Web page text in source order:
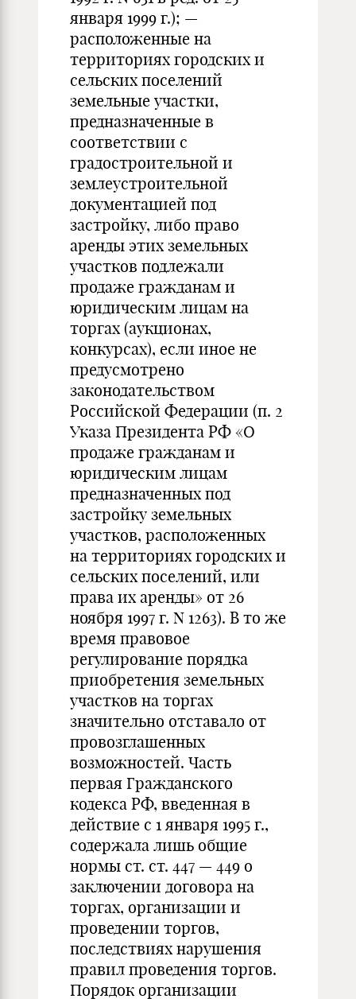
января 1999 г.); —
расположенные на
территориях городских и
сельских поселений
земельные участки,
предназначенные в
соответствии с
градостроительной и
землеустроительной
документацией под
застройку, либо право
аренды этих земельных
участков подлежали
продаже гражданам и
юридическим лицам на
торгах (аукционах,
конкурсах), если иное не
предусмотрено
законодательством
Российской Федерации (п. 2
Указа Президента РФ «О
продаже гражданам и
юридическим лицам
предназначенных под
застройку земельных
участков, расположенных
на территориях городских и
сельских поселений, или
права их аренды» от 26
ноября 1997 г. N 1263). В то же
время правовое
регулирование порядка
приобретения земельных
участков на торгах
значительно отставало от
провозглашенных
возможностей. Часть
первая Гражданского
кодекса РФ, введенная в
действие с 1 января 1995 г.,
содержала лишь общие
нормы ст. ст. 447 — 449 о
заключении договора на
торгах, организации и
проведении торгов,
последствиях нарушения
правил проведения торгов.
Порядок организации